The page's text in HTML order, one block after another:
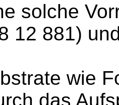
solche
12 881)
wie
das